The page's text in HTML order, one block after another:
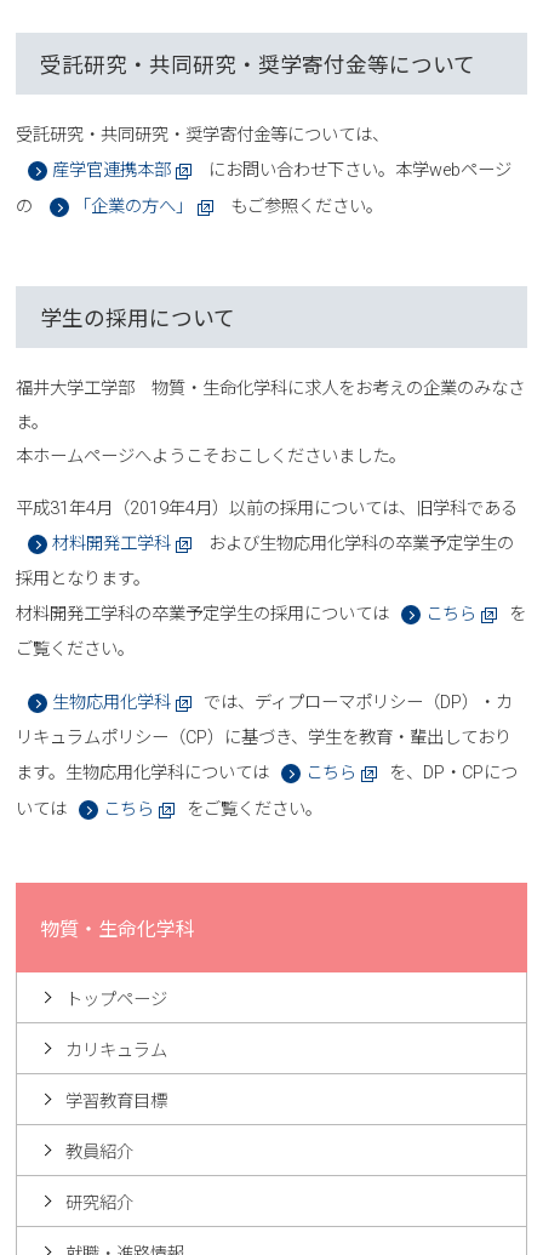
受託研究・共同研究・奨学寄付金等について
受託研究・共同研究・奨学寄付金等については、
産学官連携本部
にお問い合わせ下さい。本学webページ
の
「企業の方へ」 もご参照ください。
学生の採用について
福井大学工学部 物質・生命化学科に求人をお考えの企業のみなさ
ま。
本ホームページへようこそおこしくださいました。
平成31年4月（2019年4月）以前の採用については、旧学科である
材料開発工学科
および生物応用化学科の卒業予定学生の
採用となります。
材料開発工学科の卒業予定学生の採用については
こちら
を
ご覧ください。
生物応用化学科
では、ディプローマポリシー（DP）・カ
リキュラムポリシー（CP）に基づき、学生を教育・輩出しており
ます。生物応用化学科については
こちら
を、DP・CPにつ
いては
こちら をご覧ください。
物質・生命化学科
トップページ
カリキュラム
学習教育目標
教員紹介
研究紹介